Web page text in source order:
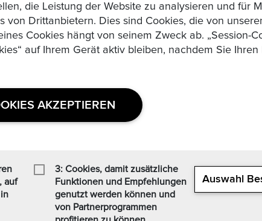
Erhaltung: ss/vzgl. in Kapsel (siehe Bild) KM#289 Die
n...
Kookaburra 1998, 1 Dollar 1 Unze FM-
31,1g
Material: 999/1.000 Silber Erhaltung: vzgl. in Kapsel (siehe
Ware ist d...
Heal the world - Live together in peace
die Leistung der Website zu analysieren und für
Drittanbietern. Dies sind Cookies, die von
Cookies hängt von seinem Zweck ab. „Session-
auf Ihrem Gerät aktiv bleiben, nachdem Sie Ihren
AKZEPTIEREN
auf
3: Cookies, damit zusätzliche
Funktionen und Empfehlungen
genutzt werden können und
von Partnerprogrammen
Auswahl